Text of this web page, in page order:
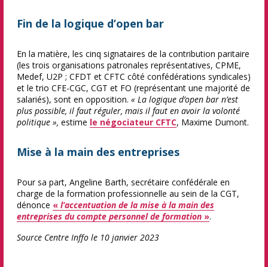
Fin de la logique d’open bar
En la matière, les cinq signataires de la contribution paritaire
(les trois organisations patronales représentatives, CPME,
Medef, U2P ; CFDT et CFTC côté confédérations syndicales)
et le trio CFE-CGC, CGT et FO (représentant une majorité de
salariés), sont en opposition. « La logique d’open bar n’est
plus possible, il faut réguler, mais il faut en avoir la volonté
politique », estime le négociateur CFTC, Maxime Dumont.
Mise à la main des entreprises
Pour sa part, Angeline Barth, secrétaire confédérale en
charge de la formation professionnelle au sein de la CGT,
dénonce « l’accentuation de la mise à la main des
entreprises du compte personnel de formation ».
Source Centre Inffo le 10 janvier 2023